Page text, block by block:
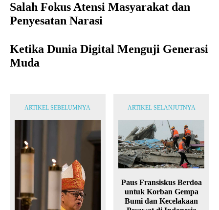
Salah Fokus Atensi Masyarakat dan
Penyesatan Narasi
Ketika Dunia Digital Menguji Generasi
Muda
ARTIKEL SEBELUMNYA ARTIKEL SELANJUTNYA
Paus Fransiskus Berdoa
untuk Korban Gempa
Bumi dan Kecelakaan